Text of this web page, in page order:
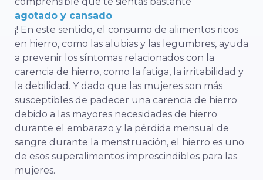
agotado y cansado
¡! En este sentido, el consumo de alimentos ricos
en hierro, como las alubias y las legumbres, ayuda
a prevenir los síntomas relacionados con la
carencia de hierro, como la fatiga, la irritabilidad y
la debilidad. Y dado que las mujeres son más
susceptibles de padecer una carencia de hierro
debido a las mayores necesidades de hierro
durante el embarazo y la pérdida mensual de
sangre durante la menstruación, el hierro es uno
de esos superalimentos imprescindibles para las
mujeres.